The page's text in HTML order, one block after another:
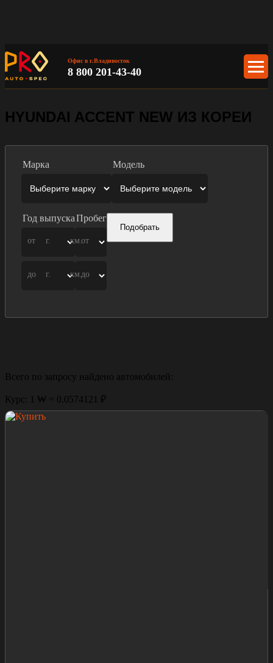
Офис в г.Владивосток
8 800 201-43-40
HYUNDAI ACCENT NEW ИЗ КОРЕИ
Марка Модель
Год выпуска
от г.
до г.
Пробег
от
км.
до
км.
Подобрать
Всего по запросу найдено автомобилей:
Курс: 1 ₩ = 0.0574121 ₽